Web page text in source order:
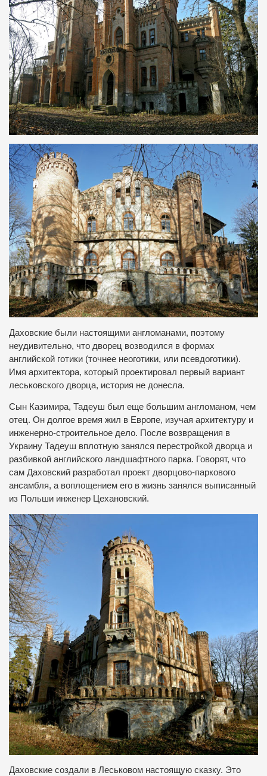
Даховские были настоящими англоманами, поэтому
неудивительно, что дворец возводился в формах
английской готики (точнее неоготики, или псевдоготики).
Имя архитектора, который проектировал первый вариант
леськовского дворца, история не донесла.
Сын Казимира, Тадеуш был еще большим англоманом, чем
отец. Он долгое время жил в Европе, изучая архитектуру и
инженерно-строительное дело. После возвращения в
Украину Тадеуш вплотную занялся перестройкой дворца и
разбивкой английского ландшафтного парка. Говорят, что
сам Даховский разработал проект дворцово-паркового
ансамбля, а воплощением его в жизнь занялся выписанный
из Польши инженер Цехановский.
Даховские создали в Леськовом настоящую сказку. Это